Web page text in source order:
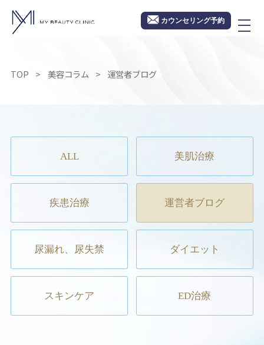
カウンセリング予約
TOP 美容コラム 運営者ブログ
ALL 美肌治療
疾患治療 運営者ブログ
尿漏れ、尿失禁 ダイエット
スキンケア ED治療